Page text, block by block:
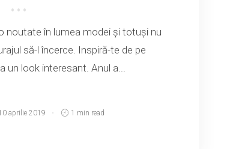
noutate în lumea modei și totuși nu
să-l încerce. Inspiră-te de pe
un look interesant. Anul a...
aprilie 2019 1 min read